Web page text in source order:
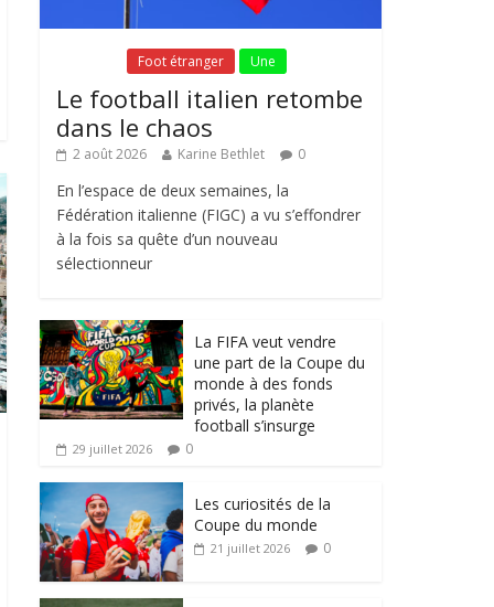
Foot étranger Une
Le football italien retombe
dans le chaos
2 août 2026 Karine Bethlet 0
En l’espace de deux semaines, la
Fédération italienne (FIGC) a vu s’effondrer
à la fois sa quête d’un nouveau
sélectionneur
La FIFA veut vendre
une part de la Coupe du
monde à des fonds
privés, la planète
football s’insurge
29 juillet 2026 0
Les curiosités de la
Coupe du monde
21 juillet 2026 0